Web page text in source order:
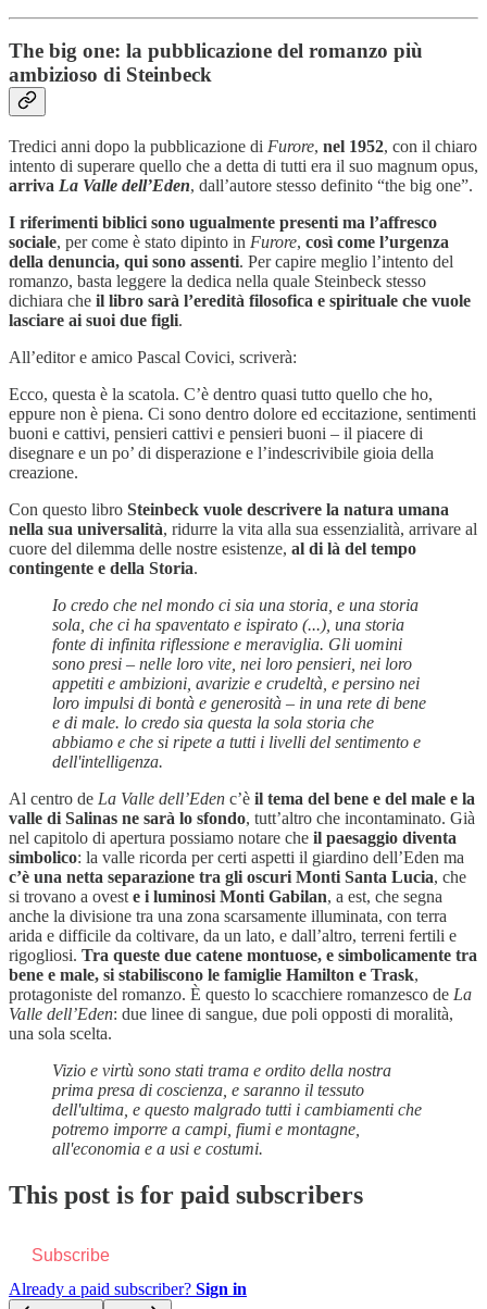
The big one: la pubblicazione del romanzo più
ambizioso di Steinbeck
Tredici anni dopo la pubblicazione di Furore, nel 1952, con il chiaro
intento di superare quello che a detta di tutti era il suo magnum opus,
arriva La Valle dell’Eden, dall’autore stesso definito “the big one”.
I riferimenti biblici sono ugualmente presenti ma l’affresco
sociale, per come è stato dipinto in Furore, così come l’urgenza
della denuncia, qui sono assenti. Per capire meglio l’intento del
romanzo, basta leggere la dedica nella quale Steinbeck stesso
dichiara che il libro sarà l’eredità filosofica e spirituale che vuole
lasciare ai suoi due figli.
All’editor e amico Pascal Covici, scriverà:
Ecco, questa è la scatola. C’è dentro quasi tutto quello che ho,
eppure non è piena. Ci sono dentro dolore ed eccitazione, sentimenti
buoni e cattivi, pensieri cattivi e pensieri buoni – il piacere di
disegnare e un po’ di disperazione e l’indescrivibile gioia della
creazione.
Con questo libro Steinbeck vuole descrivere la natura umana
nella sua universalità, ridurre la vita alla sua essenzialità, arrivare al
cuore del dilemma delle nostre esistenze, al di là del tempo
contingente e della Storia.
Io credo che nel mondo ci sia una storia, e una storia
sola, che ci ha spaventato e ispirato (...), una storia
fonte di infinita riflessione e meraviglia. Gli uomini
sono presi – nelle loro vite, nei loro pensieri, nei loro
appetiti e ambizioni, avarizie e crudeltà, e persino nei
loro impulsi di bontà e generosità – in una rete di bene
e di male. lo credo sia questa la sola storia che
abbiamo e che si ripete a tutti i livelli del sentimento e
dell'intelligenza.
Al centro de La Valle dell’Eden c’è il tema del bene e del male e la
valle di Salinas ne sarà lo sfondo, tutt’altro che incontaminato. Già
nel capitolo di apertura possiamo notare che il paesaggio diventa
simbolico: la valle ricorda per certi aspetti il giardino dell’Eden ma
c’è una netta separazione tra gli oscuri Monti Santa Lucia, che
si trovano a ovest e i luminosi Monti Gabilan, a est, che segna
anche la divisione tra una zona scarsamente illuminata, con terra
arida e difficile da coltivare, da un lato, e dall’altro, terreni fertili e
rigogliosi. Tra queste due catene montuose, e simbolicamente tra
bene e male, si stabiliscono le famiglie Hamilton e Trask,
protagoniste del romanzo. È questo lo scacchiere romanzesco de La
Valle dell’Eden: due linee di sangue, due poli opposti di moralità,
una sola scelta.
Vizio e virtù sono stati trama e ordito della nostra
prima presa di coscienza, e saranno il tessuto
dell'ultima, e questo malgrado tutti i cambiamenti che
potremo imporre a campi, fiumi e montagne,
all'economia e a usi e costumi.
This post is for paid subscribers
Subscribe
Already a paid subscriber? Sign in